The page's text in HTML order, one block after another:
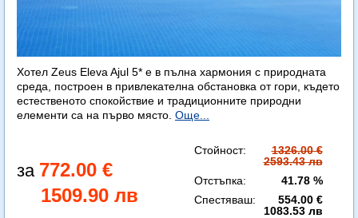
Хотел Zeus Eleva Ajul 5* е в пълна хармония с природната
среда, построен в привлекателна обстановка от гори, където
естественото спокойствие и традиционните природни
елементи са на първо място. Още...
772.00 €
1509.90 лв
Стойност:
1326.00 €
2593.43 лв
Отстъпка:
41.78 %
Спестяваш:
554.00 €
1083.53 лв